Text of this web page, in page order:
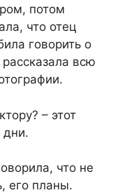
потом
что отец
говорить о
всю
– этот
дни.
что не
его планы.